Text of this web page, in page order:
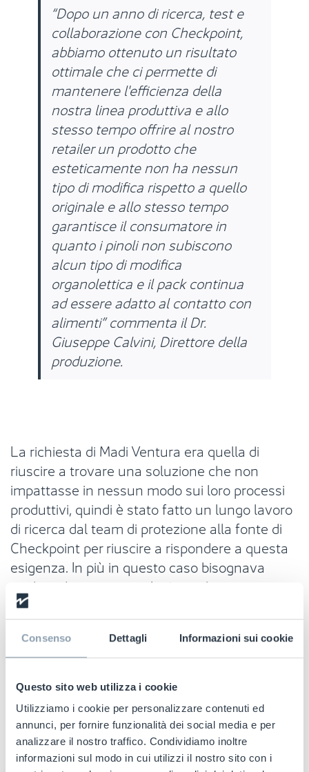
Consenso Dettagli Informazioni sui cookie
Questo sito web utilizza i cookie
Utilizziamo i cookie per personalizzare contenuti ed
annunci, per fornire funzionalità dei social media e per
analizzare il nostro traffico. Condividiamo inoltre
informazioni sul modo in cui utilizzi il nostro sito con i
“Dopo un anno di ricerca, test e
collaborazione con Checkpoint,
abbiamo ottenuto un risultato
ottimale che ci permette di
mantenere l'efficienza della
nostra linea produttiva e allo
stesso tempo offrire al nostro
retailer un prodotto che
esteticamente non ha nessun
tipo di modifica rispetto a quello
originale e allo stesso tempo
garantisce il consumatore in
quanto i pinoli non subiscono
alcun tipo di modifica
organolettica e il pack continua
ad essere adatto al contatto con
alimenti” commenta il Dr.
Giuseppe Calvini, Direttore della
produzione.
La richiesta di Madi Ventura era quella di
riuscire a trovare una soluzione che non
impattasse in nessun modo sui loro processi
produttivi, quindi è stato fatto un lungo lavoro
di ricerca dal team di protezione alla fonte di
Checkpoint per riuscire a rispondere a questa
esigenza. In più in questo caso bisognava
anche adottare una soluzione che
rispondesse in termini di certificazioni
alimentari. Infatti questo tipo di soluzione è
integrato direttamente all'interno del
packaging. Dopo un periodo di test si è quindi
arrivati ad una soluzione ad hoc che permette
a Madi Ventura di lavorare senza andare in
alcun modo a modificare quello che è il loro
processo di produzione attuale.